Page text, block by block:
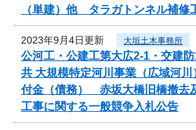
（単建）他 タラガトンネル補修
2023年9月4日更新 大垣土木事務所
公河工・公建工第大広2-1・交建
共 大規模特定河川事業（広域河
付金（債務） 赤坂大橋旧橋撤去
工事に関する一般競争入札公告